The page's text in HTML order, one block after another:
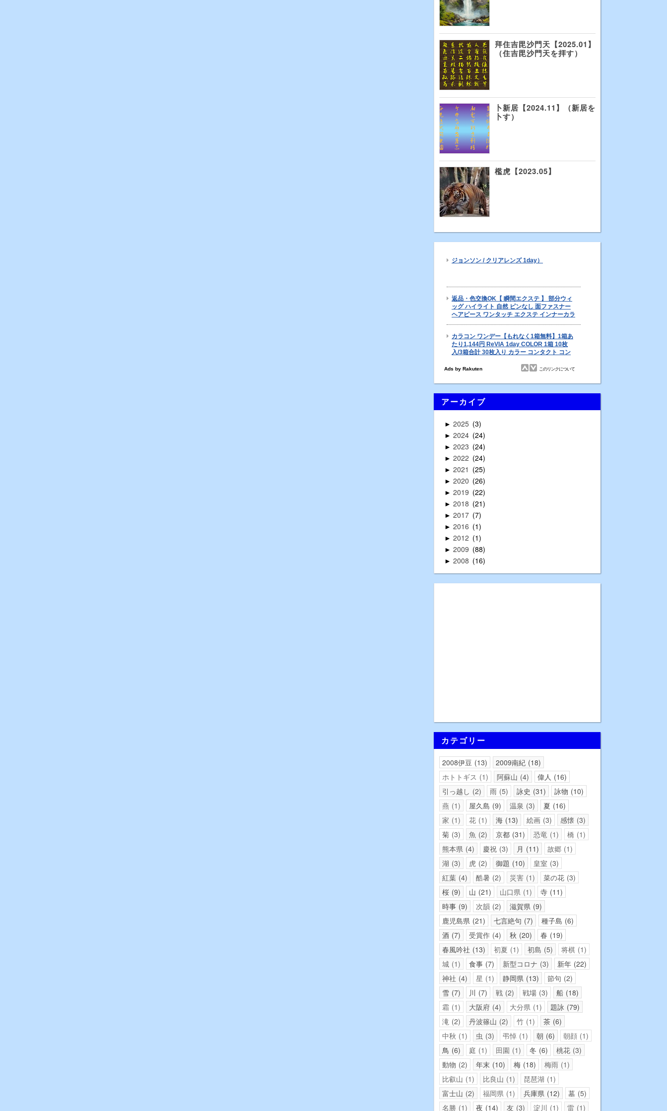
拜住吉毘沙門天【2025.01】
（住吉毘沙門天を拝す）
卜新居【2024.11】（新居を
卜す）
檻虎【2023.05】
アーカイブ
► 2025 3
► 2024 24
► 2023 24
► 2022 24
► 2021 25
► 2020 26
► 2019 22
► 2018 21
► 2017 7
► 2016 1
► 2012 1
► 2009 88
► 2008 16
カテゴリー
2008伊豆 13 2009南紀 18
ホトトギス
1 阿蘇山 4 偉人
16
引っ越し 2 雨 5 詠史 31 詠物 10
燕 1 屋久島 9 温泉 3 夏 16
家 1 花 1 海 13 絵画 3 感懐 3
菊 3 魚 2 京都 31 恐竜 1 橋 1
熊本県 4 慶祝 3 月 11 故郷 1
湖 3 虎 2 御題 10 皇室 3
紅葉 4 酷暑 2 災害 1 菜の花 3
桜 9 山 21 山口県 1 寺 11
時事 9 次韻 2 滋賀県 9
鹿児島県 21 七言絶句 7 種子島 6
酒 7 受賞作 4 秋 20 春 19
春風吟社 13 初夏 1 初島 5 将棋 1
城 1 食事 7 新型コロナ 3 新年 22
神社 4 星 1 静岡県 13 節句 2
雪 7 川 7 戦 2 戦場 3 船 18
霜 1 大阪府 4 大分県 1 題詠 79
滝 2 丹波篠山 2 竹 1 茶 6
中秋 1 虫 3 弔悼 1 朝 6 朝顔 1
鳥 6 庭 1 田園 1 冬 6 桃花 3
動物 2 年末 10 梅 18 梅雨 1
比叡山 1 比良山 1 琵琶湖 1
富士山 2 福岡県 1 兵庫県 12 墓 5
名勝 1 夜 14 友 3 淀川 1 雷 1